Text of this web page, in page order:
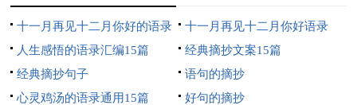
十一月再见十二月你好的语录
十一月再见十二月你好语录
人生感悟的语录汇编15篇
经典摘抄文案15篇
经典摘抄句子
语句的摘抄
心灵鸡汤的语录通用15篇
好句的摘抄